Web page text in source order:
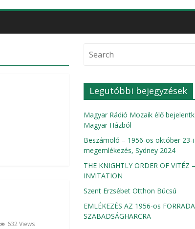
632 Views
Legutóbbi bejegyzések
Magyar Rádió Mozaik élő
Magyar Házból
Beszámoló – 1956-os október 23-i
megemlékezés, Sydney 2024
THE KNIGHTLY ORDER OF VITÉZ –
INVITATION
Szent Erzsébet Otthon Búcsú
EMLÉKEZÉS AZ 1956-os
SZABADSÁGHARCRA